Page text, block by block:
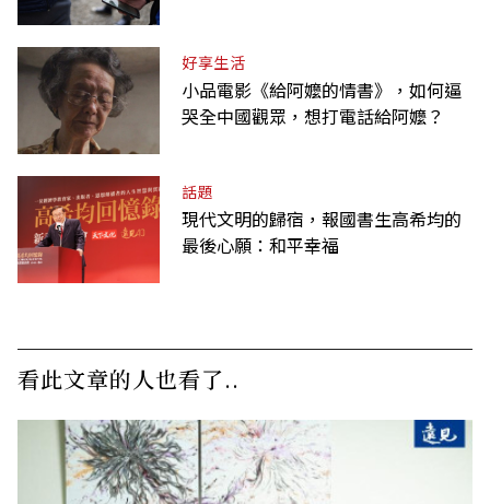
好享生活
小品電影《給阿嬤的情書》，如何逼
哭全中國觀眾，想打電話給阿嬤？
話題
現代文明的歸宿，報國書生高希均的
最後心願：和平幸福
看此文章的人也看了..